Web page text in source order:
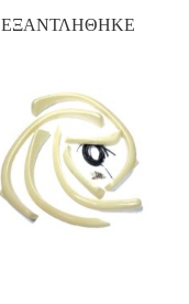
ΕΞΑΝΤΛΗΘΗΚΕ